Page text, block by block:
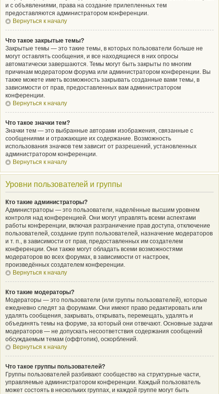
и с объявлениями, права на создание прилепленных тем
предоставляются администратором конференции.
Вернуться к началу
Что такое закрытые темы?
Закрытые темы — это такие темы, в которых пользователи больше не
могут оставлять сообщения, и все находящиеся в них опросы
автоматически завершаются. Темы могут быть закрыты по многим
причинам модератором форума или администратором конференции. Вы
также можете иметь возможность закрывать созданные вами темы, в
зависимости от прав, предоставленных вам администратором
конференции.
Вернуться к началу
Что такое значки тем?
Значки тем — это выбранные авторами изображения, связанные с
сообщениями и отражающие их содержание. Возможность
использования значков тем зависит от разрешений, установленных
администратором конференции.
Вернуться к началу
Уровни пользователей и группы
Кто такие администраторы?
Администраторы — это пользователи, наделённые высшим уровнем
контроля над конференцией. Они могут управлять всеми аспектами
работы конференции, включая разграничение прав доступа, отключение
пользователей, создание групп пользователей, назначение модераторов
и т. п., в зависимости от прав, предоставленных им создателем
конференции. Они также могут обладать всеми возможностями
модераторов во всех форумах, в зависимости от настроек,
произведённых создателем конференции.
Вернуться к началу
Кто такие модераторы?
Модераторы — это пользователи (или группы пользователей), которые
ежедневно следят за форумами. Они имеют право редактировать или
удалять сообщения, закрывать, открывать, перемещать, удалять и
объединять темы на форуме, за который они отвечают. Основные задачи
модераторов — не допускать несоответствия содержания сообщений
обсуждаемым темам (оффтопик), оскорблений.
Вернуться к началу
Что такое группы пользователей?
Группы пользователей разбивают сообщество на структурные части,
управляемые администратором конференции. Каждый пользователь
может состоять в нескольких группах, и каждой группе могут быть